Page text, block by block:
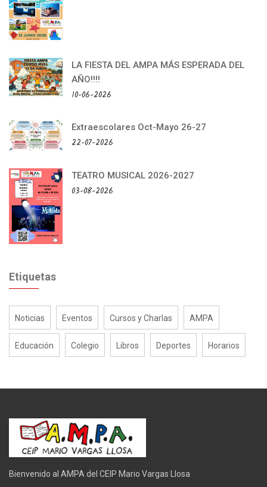
LA FIESTA DEL AMPA MÁS ESPERADA DEL
AÑO!!!!
10-06-2026
Extraescolares Oct-Mayo 26-27
22-07-2026
TEATRO MUSICAL 2026-2027
03-08-2026
Etiquetas
Noticias Eventos Cursos y Charlas AMPA
Educación Colegio Libros Deportes Horarios
Bienvenido al AMPA del CEIP Mario Vargas Llosa